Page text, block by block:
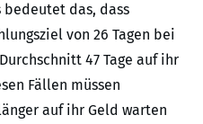
bedeutet das, dass
von 26 Tagen bei
47 Tage auf ihr
Fällen müssen
auf ihr Geld warten